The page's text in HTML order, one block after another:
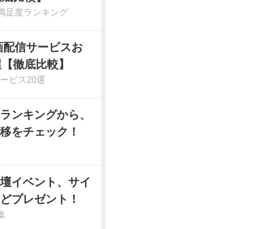
足度ランキング
信サービスお
徹底比較】
ビス20選
ンキングから、
をチェック！
イベント、サイ
プレゼント！